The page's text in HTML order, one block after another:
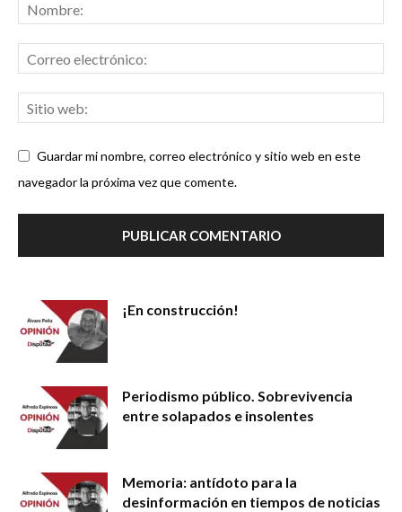
Guardar mi nombre, correo electrónico y sitio web en este
navegador la próxima vez que comente.
¡En construcción!
Periodismo público. Sobrevivencia
entre solapados e insolentes
Memoria: antídoto para la
desinformación en tiempos de noticias